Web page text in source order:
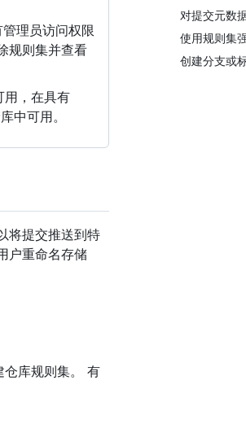
理员访问权限
规则集并查看
，在具有
中可用。
对提交元数
使用规则集
创建分支或
将提交推送到特
户重命名存储
库规则集。 有